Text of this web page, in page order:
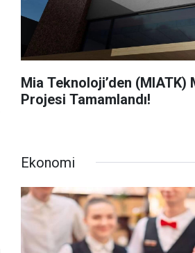
Mia Teknoloji’den (MIATK)
Projesi Tamamlandı!
Ekonomi